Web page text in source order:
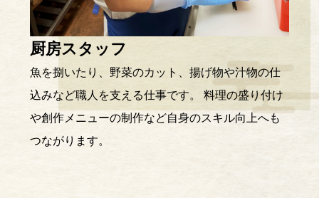
厨房スタッフ
魚を捌いたり、野菜のカット、揚げ物や汁物の仕
込みなど職人を支える仕事です。 料理の盛り付け
や創作メニューの制作など自身のスキル向上へも
つながります。